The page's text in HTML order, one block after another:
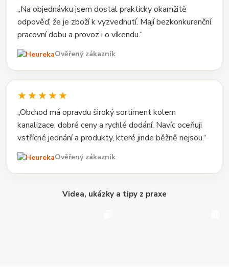
„Na objednávku jsem dostal prakticky okamžitě
odpověď, že je zboží k vyzvednutí. Mají bezkonkurenční
pracovní dobu a provoz i o víkendu.“
Ověřený zákazník
★★★★★
„Obchod má opravdu široký sortiment kolem
kanalizace, dobré ceny a rychlé dodání. Navíc oceňuji
vstřícné jednání a produkty, které jinde běžně nejsou.“
Ověřený zákazník
Videa, ukázky a tipy z praxe